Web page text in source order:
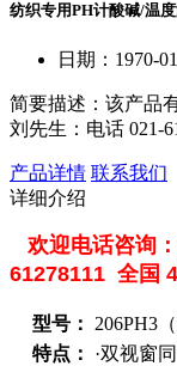
纺织专用PH计酸碱/温
日期：1970-
简要描述： 该产品
刘先生：电话 021-
产品详情 联系我们
详细介绍
欢迎电话咨询：
61278111 全国
型号：
206PH3
特点：
·双视窗